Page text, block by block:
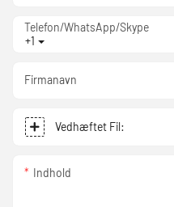
+1
Telefon/WhatsApp/Skype
Firmanavn
Vedhæftet Fil:
Indhold